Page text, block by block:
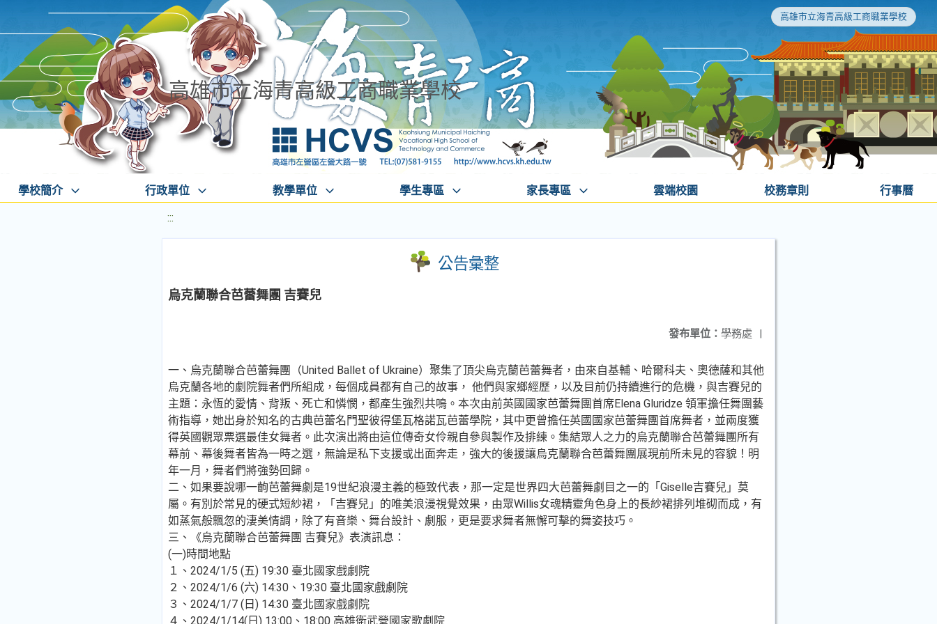
高雄市立海青高級工商職業學校
高雄市立海青高級工商職業學校
學校簡介 行政單位 教學單位 學生專區 家長專區 雲端校園 校務章則 行事曆
:::
公告彙整
烏克蘭聯合芭蕾舞團 吉賽兒
發布單位： 學務處 |
一、烏克蘭聯合芭蕾舞團（United Ballet of Ukraine）聚集了頂尖烏克蘭芭蕾舞者，由來自基輔、哈爾科夫、奧德薩和其他
烏克蘭各地的劇院舞者們所組成，每個成員都有自己的故事， 他們與家鄉經歷，以及目前仍持續進行的危機，與吉賽兒的
主題：永恆的愛情、背叛、死亡和憐憫，都產生強烈共鳴。本次由前英國國家芭蕾舞團首席Elena Gluridze 領軍擔任舞團藝
術指導，她出身於知名的古典芭蕾名門聖彼得堡瓦格諾瓦芭蕾學院，其中更曾擔任英國國家芭蕾舞團首席舞者，並兩度獲
得英國觀眾票選最佳女舞者。此次演出將由這位傳奇女伶親自參與製作及排練。集結眾人之力的烏克蘭聯合芭蕾舞團所有
幕前、幕後舞者皆為一時之選，無論是私下支援或出面奔走，強大的後援讓烏克蘭聯合芭蕾舞團展現前所未見的容貌！明
年一月，舞者們將強勢回歸。
二、如果要說哪一齣芭蕾舞劇是19世紀浪漫主義的極致代表，那一定是世界四大芭蕾舞劇目之一的「Giselle吉賽兒」莫
屬。有別於常見的硬式短紗裙，「吉賽兒」的唯美浪漫視覺效果，由眾Willis女魂精靈角色身上的長紗裙排列堆砌而成，有
如蒸氣般飄忽的淒美情調，除了有音樂、舞台設計、劇服，更是要求舞者無懈可擊的舞姿技巧。
三、《烏克蘭聯合芭蕾舞團 吉賽兒》表演訊息：
(一)時間地點
１、2024/1/5 (五) 19:30 臺北國家戲劇院
２、2024/1/6 (六) 14:30、19:30 臺北國家戲劇院
３、2024/1/7 (日) 14:30 臺北國家戲劇院
４、2024/1/14(日) 13:00、18:00 高雄衛武營國家歌劇院